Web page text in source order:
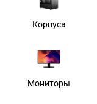
Корпуса
Мониторы